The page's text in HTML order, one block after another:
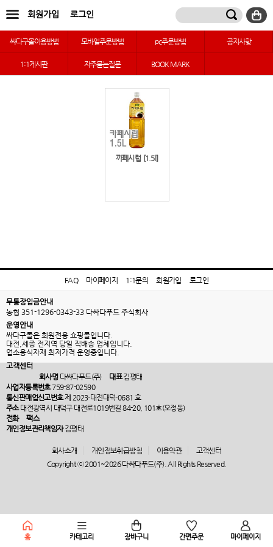
회원가입 로그인
싸다구몰이용방법 모바일주문방법 pc주문방법 공지사항
1:1게시판 자주묻는질문 BOOK MARK
까페시럽 [1.5l]
홈 카테고리 장바구니 간편주문 마이페이지
FAQ 마이페이지 1:1문의 회원가입 로그인
무통장입금안내
농협 351-1296-0343-33 다싸다푸드 주식회사
운영안내
싸다구몰은 회원전용 쇼핑몰입니다.
대전,세종 전지역 당일 직배송 업체입니다.
업소용식자재 최저가격 운영중입니다.
고객센터
회사명다싸다푸드(주) 대표김평태
사업자등록번호759-87-02590
통신판매업신고번호제 2023-대전대덕-0681 호
주소대전광역시 대덕구 대전로1019번길 84-20, 101호(오정동)
전화
팩스
개인정보관리책임자김평태
회사소개 개인정보취급방침 이용약관
고객센터
Copyright ⓒ 2001~2026 다싸다푸드(주). All Rights Reserved.